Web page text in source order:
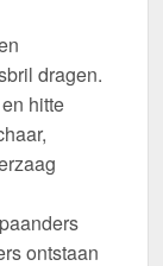
dragen.
hitte
ontstaan